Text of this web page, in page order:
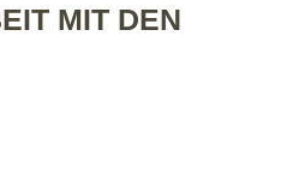
MIT DEN